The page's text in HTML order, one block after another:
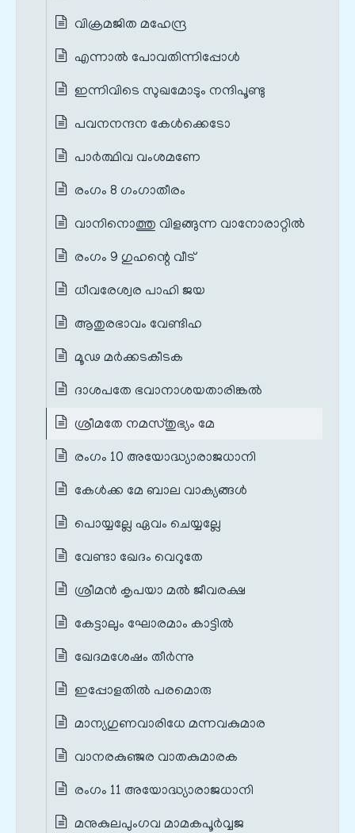
വിക്രമജിത മഹേന്ദ്ര
എന്നാൽ പോവതിന്നിപ്പോൾ
ഇന്നിവിടെ സുഖമോടും നന്ദിപൂണ്ടു
പവനനന്ദന കേൾക്കെടോ
പാർത്ഥിവ വംശമണേ
രംഗം 8 ഗംഗാതീരം
വാനിനൊത്തു വിളങ്ങുന്ന വാനോരാറ്റിൽ
രംഗം 9 ഗുഹന്റെ വീട്
ധീവരേശ്വര പാഹി ജയ
ആതുരഭാവം വേണ്ടിഹ
മൂഢ മർക്കടകീടക
ദാശപതേ ഭവാനാശയതാരിങ്കൽ
ശ്രീമതേ നമസ്തുഭ്യം മേ
രംഗം 10 അയോദ്ധ്യാരാജധാനി
കേൾക്ക മേ ബാല വാക്യങ്ങൾ
പൊയ്യല്ലേ ഏവം ചെയ്യല്ലേ
വേണ്ടാ ഖേദം വെറുതേ
ശ്രീമൻ കൃപയാ മൽ ജീവരക്ഷ
കേട്ടാലും ഘോരമാം കാട്ടിൽ
ഖേദമശേഷം തീർന്നു
ഇപ്പോളതിൽ പരമൊരു
മാന്യഗുണവാരിധേ മന്നവകുമാര
വാനരകുഞ്ജര വാതകുമാരക
രംഗം 11 അയോദ്ധ്യാരാജധാനി
മനുകുലപുംഗവ മാമകപൂർവ്വജ